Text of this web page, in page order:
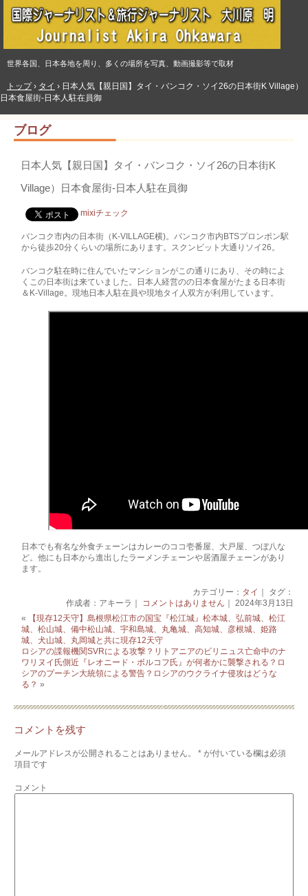
世界各国、日本各地を周り、多くの場所を写真、動画撮影等で取材
トップ› タイ › 日本人気【親日国】タイ・バンコク・ソイ26の日本街K Village）
日本食屋街‐日本人駐在員御
ブログ
日本人気【親日国】タイ・バンコク・ソイ26の日本街K
Village）日本食屋街‐日本人駐在員御
mixiチェック
バンコク市内の日本街（K-VILLAGE横)。バンコク市内BTSプロンポン駅
から徒歩20分くらいの場所にあります。スクンビット大通りソイ26。
バンコク駐在時に住んでいたマンションがこの通りにあり、その時によ
くこの日本街は来ていました。日本人経営のの日本食屋がたまる日本街
＆K-Village。現地日本人駐在員や現地タイ人双方が利用しています。
日本でも有名な外食チェーンはカレーのココ壱番屋、大戸屋、つぼ八な
ど。他にも日本から進出したラーメンチェーンや居酒屋チェーンがあり
ます。
カテゴリー： タイ
｜ タグ：
作成者：アキーラ｜ コメントはありません ｜ 2024年3月13日
«
【現存12天守】島根県松江市の国宝『松江城』松本城、弘前城、松江
城、松山城、備中松山城、宇和島城、丸亀城、高知城、彦根城、姫路
城、犬山城、丸岡城と共に現存12天守
ロシアの諜報機関SVRによる攻撃？リトアニアのビリニュス亡命中のナ
ワリヌイ氏側近『レオニード・ボルコフ氏』が何者かに襲撃される？ロ
シアのプーチン大統領による警告？ロシアのウクライナ侵攻はどうな
る？ »
コメントを残す
メールアドレスが公開されることはありません。 * が付いている欄は必須
項目です
コメント